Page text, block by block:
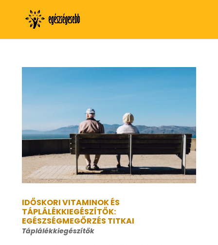
IDŐSKORI VITAMINOK ÉS
TÁPLÁLÉKKIEGÉSZÍTŐK:
EGÉSZSÉGMEGŐRZÉS TITKAI
Táplálékkiegészítők